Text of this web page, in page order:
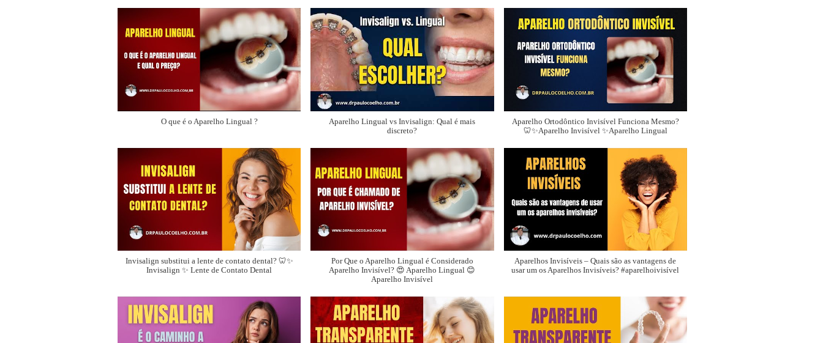
O que é o Aparelho Lingual ?
Aparelho Lingual vs Invisalign: Qual é mais
discreto?
Aparelho Ortodôntico Invisível Funciona Mesmo?
🦷✨Aparelho Invisível ✨Aparelho Lingual
Invisalign substitui a lente de contato dental? 🦷✨
Invisalign ✨ Lente de Contato Dental
Por Que o Aparelho Lingual é Considerado
Aparelho Invisível? 😍 Aparelho Lingual 😊
Aparelho Invisível
Aparelhos Invisíveis – Quais são as vantagens de
usar um os Aparelhos Invisíveis? #aparelhoivisível